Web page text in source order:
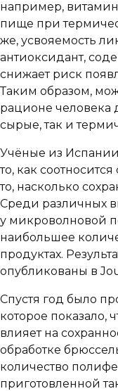
например,
пище при
же, усвояемость
антиоксидант,
снижает риск
Таким образом,
рационе человека
сырые, так и
Учёные из
то, как
то, насколько
Среди различных
у микроволновой
наибольшее
продуктах.
опубликованы в
Спустя год было
которое показало,
влияет на
обработке
количество
приготовленной